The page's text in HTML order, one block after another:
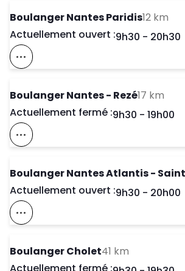
Boulanger Nantes Paridis12 km
Actuellement ouvert :Day of the
9h30 - 20h30
Voir Ce Magasin Sur La Carte
Boulanger Nantes - Rezé17 km
Actuellement fermé :Day of the Week
9h30 - 19h00
Voir Ce Magasin Sur La Carte
Boulanger Nantes Atlantis -
Actuellement ouvert :Day of the
9h30 - 20h00
Voir Ce Magasin Sur La Carte
Boulanger Cholet41 km